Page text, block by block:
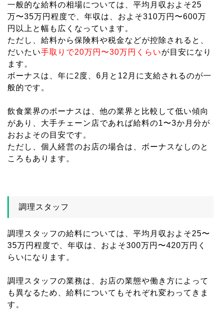
一般的な給料の相場については、平均月収およそ25
万〜35万円程度で、年収は、およそ310万円〜600万
円以上と幅も広くなっています。
ただし、給料から保険料や税金などが控除されると、
だいたい手取りで20万円〜30万円くらいが目安になり
ます。
ボーナスは、年に2度、6月と12月に支給されるのが一
般的です。
飲食業界のボーナスは、他の業界と比較して低い傾向
があり、大手チェーン店であれば給料の1〜3か月分が
おおよその目安です。
ただし、個人経営のお店の場合は、ボーナスなしのと
ころもあります。
調理スタッフ
調理スタッフの給料については、平均月収およそ25〜
35万円程度で、年収は、およそ300万円〜420万円く
らいになります。
調理スタッフの業務は、お店の業態や働き方によって
も異なるため、給料についてもそれぞれ変わってきま
す。